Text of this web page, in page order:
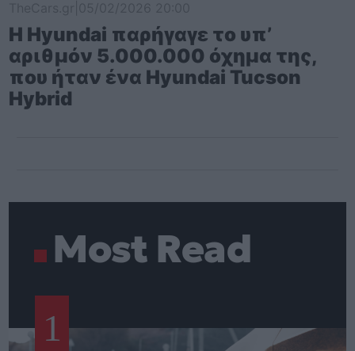
Η Hyundai παρήγαγε το υπ’
αριθμόν 5.000.000 όχημα της,
που ήταν ένα Hyundai Tucson
Hybrid
Most Read
1